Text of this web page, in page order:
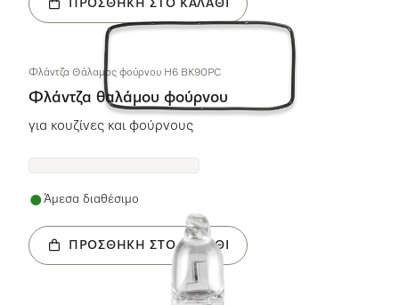
ΠΡΟΣΘΉΚΗ ΣΤΟ ΚΑΛΆΘΙ
Φλάντζα Θάλαμος φούρνου H6 BK90PC
Φλάντζα θαλάμου φούρνου
για κουζίνες και φούρνους
Άμεσα διαθέσιμο
ΠΡΟΣΘΉΚΗ ΣΤΟ ΚΑΛΆΘΙ